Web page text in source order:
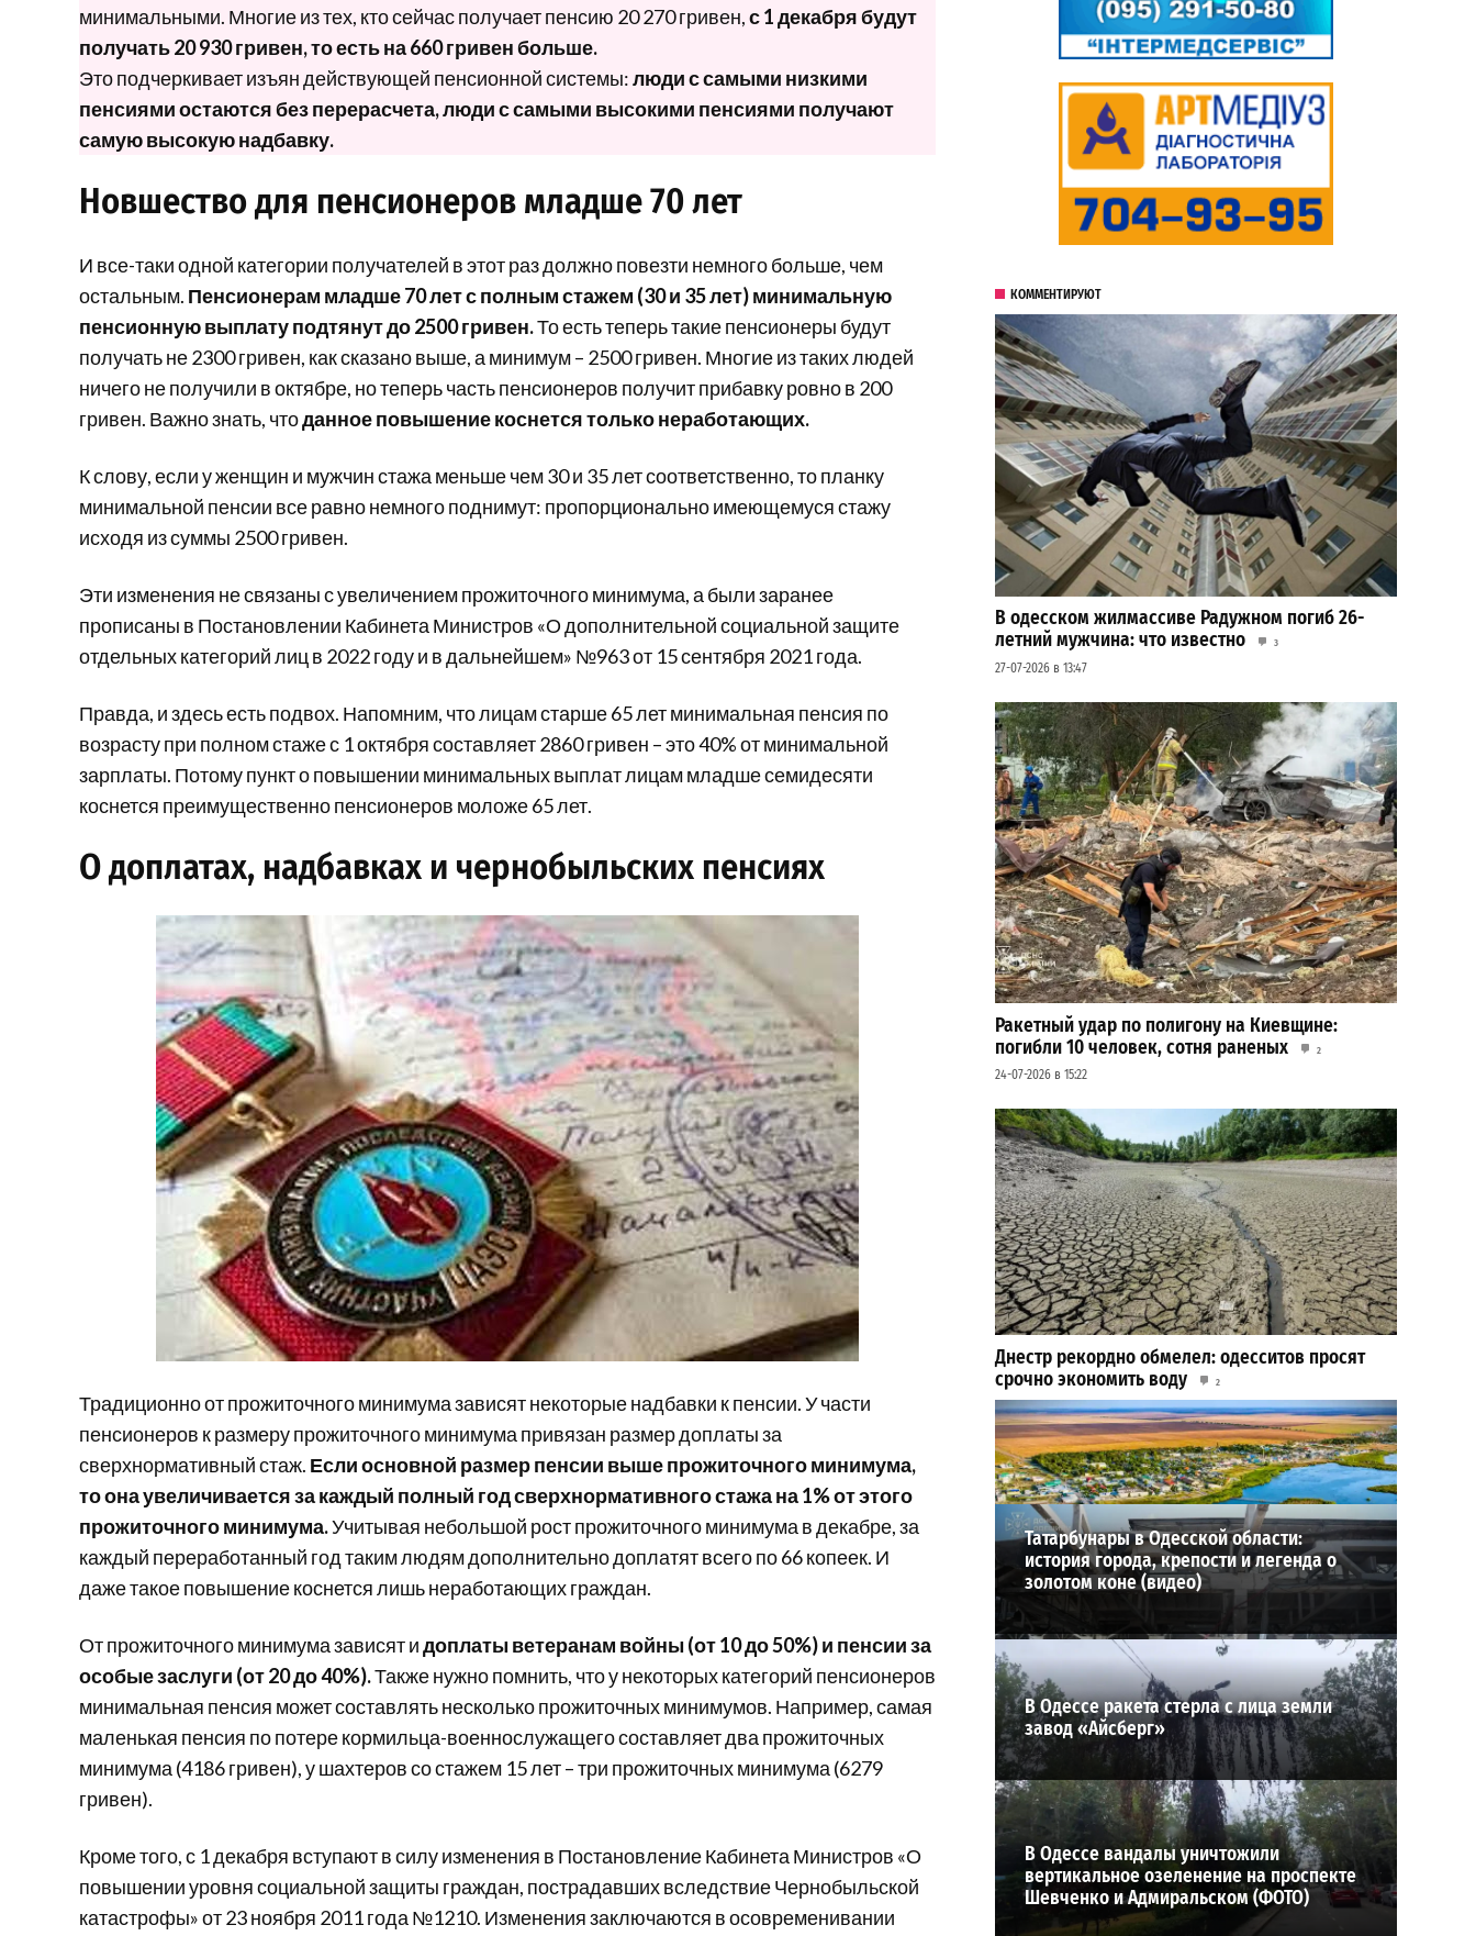
минимальными. Многие из тех, кто сейчас получает пенсию 20 270 гривен,с 1 декабря будут
получать 20 930 гривен, то есть на 660 гривен больше.
Это подчеркивает изъян действующей пенсионной системы:люди с самыми низкими
пенсиями остаются без перерасчета, люди с самыми высокими пенсиями получают
самую высокую надбавку.
Новшество для пенсионеров младше 70 лет
И все-таки одной категории получателей в этот раз должно повезти немного больше, чем
остальным. Пенсионерам младше 70 лет с полным стажем (30 и 35 лет) минимальную
пенсионную выплату подтянут до 2500 гривен.То есть теперь такие пенсионеры будут
получать не 2300 гривен, как сказано выше, а минимум – 2500 гривен. Многие из таких людей
ничего не получили в октябре, но теперь часть пенсионеров получит прибавку ровно в 200
гривен. Важно знать, чтоданное повышение коснется только неработающих.
К слову, если у женщин и мужчин стажа меньше чем 30 и 35 лет соответственно, то планку
минимальной пенсии все равно немного поднимут: пропорционально имеющемуся стажу
исходя из суммы 2500 гривен.
Эти изменения не связаны с увеличением прожиточного минимума, а были заранее
прописаны в Постановлении Кабинета Министров «О дополнительной социальной защите
отдельных категорий лиц в 2022 году и в дальнейшем» №963 от 15 сентября 2021 года.
Правда, и здесь есть подвох. Напомним, что лицам старше 65 лет минимальная пенсия по
возрасту при полном стаже с 1 октября составляет 2860 гривен – это 40% от минимальной
зарплаты. Потому пункт о повышении минимальных выплат лицам младше семидесяти
коснется преимущественно пенсионеров моложе 65 лет.
О доплатах, надбавках и чернобыльских пенсиях
Традиционно от прожиточного минимума зависят некоторые надбавки к пенсии. У части
пенсионеров к размеру прожиточного минимума привязан размер доплаты за
сверхнормативный стаж. Если основной размер пенсии выше прожиточного минимума,
то она увеличивается за каждый полный год сверхнормативного стажа на 1% от этого
прожиточного минимума.Учитывая небольшой рост прожиточного минимума в декабре, за
каждый переработанный год таким людям дополнительно доплатят всего по 66 копеек. И
даже такое повышение коснется лишь неработающих граждан.
От прожиточного минимума зависят идоплаты ветеранам войны (от 10 до 50%) и пенсии за
особые заслуги (от 20 до 40%).Также нужно помнить, что у некоторых категорий пенсионеров
минимальная пенсия может составлять несколько прожиточных минимумов. Например, самая
маленькая пенсия по потере кормильца-военнослужащего составляет два прожиточных
минимума (4186 гривен), у шахтеров со стажем 15 лет – три прожиточных минимума (6279
гривен).
Кроме того, с 1 декабря вступают в силу изменения в Постановление Кабинета Министров «О
повышении уровня социальной защиты граждан, пострадавших вследствие Чернобыльской
катастрофы» от 23 ноября 2011 года №1210. Изменения заключаются в осовременивании
КОММЕНТИРУЮТ
В одесском жилмассиве Радужном погиб 26-
летний мужчина: что известно
3
27-07-2026 в 13:47
Ракетный удар по полигону на Киевщине:
погибли 10 человек, сотня раненых
2
24-07-2026 в 15:22
Днестр рекордно обмелел: одесситов просят
срочно экономить воду
2
29-07-2026 в 19:28
ВИБОР РЕДАКЦИИ
Татарбунары в Одесской области:
история города, крепости и легенда о
золотом коне (видео)
В Одессе ракета стерла с лица земли
завод «Айсберг»
В Одессе вандалы уничтожили
вертикальное озеленение на проспекте
Шевченко и Адмиральском (ФОТО)